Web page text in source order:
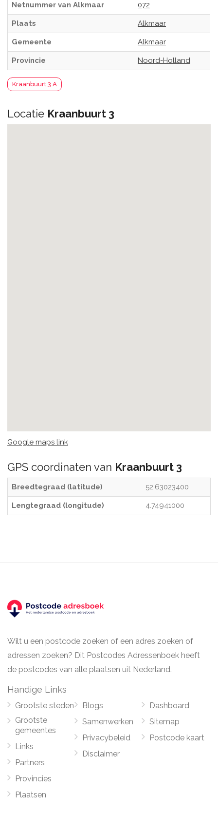
Netnummer van Alkmaar 072
Plaats Alkmaar
Gemeente Alkmaar
Provincie Noord-Holland
Kraanbuurt 3 A
Locatie Kraanbuurt 3
Google maps link
GPS coordinaten van Kraanbuurt 3
Breedtegraad (latitude) 52.63023400
Lengtegraad (longitude) 4.74941000
Wilt u een postcode zoeken of een adres zoeken of
adressen zoeken? Dit Postcodes Adressenboek heeft
de postcodes van alle plaatsen uit Nederland.
Handige Links
Grootste steden
Grootste
gemeentes
Links
Partners
Provincies
Plaatsen
Blogs
Samenwerken
Privacybeleid
Disclaimer
Dashboard
Sitemap
Postcode kaart